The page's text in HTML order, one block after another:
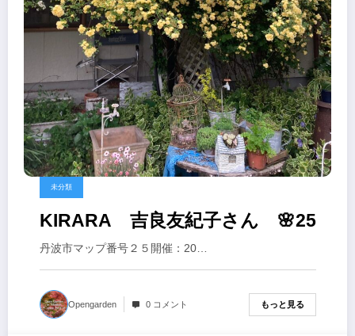
未分類
KIRARA 吉良友紀子さん 🌸25
丹波市マップ番号２５開催：20…
Opengarden 0 コメント もっと見る